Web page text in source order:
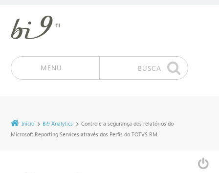
MENU BUSCA
Início Bi9 Analytics
Controle a segurança dos relatórios do
Microsoft Reporting Services através dos Perfis do TOTVS RM